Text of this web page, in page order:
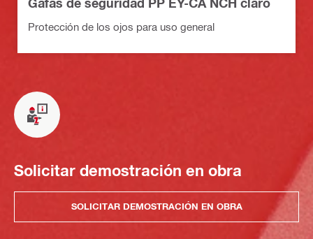
Protección de los ojos para uso general
Solicitar demostración en obra
SOLICITAR DEMOSTRACIÓN EN OBRA